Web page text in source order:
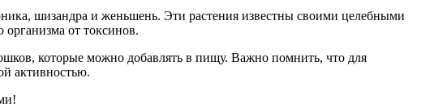
шизандра и женьшень. Эти растения известны своими целебными
от токсинов.
которые можно добавлять в пищу. Важно помнить, что для
активностью.